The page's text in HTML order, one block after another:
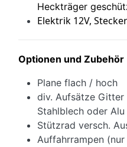
Heckträger
Elektrik 12V,
Optionen und
Plane flach / hoch
div. Aufsätze Gitter
Stahlblech oder Alu
Stützrad versch.
Auffahrrampen (nur